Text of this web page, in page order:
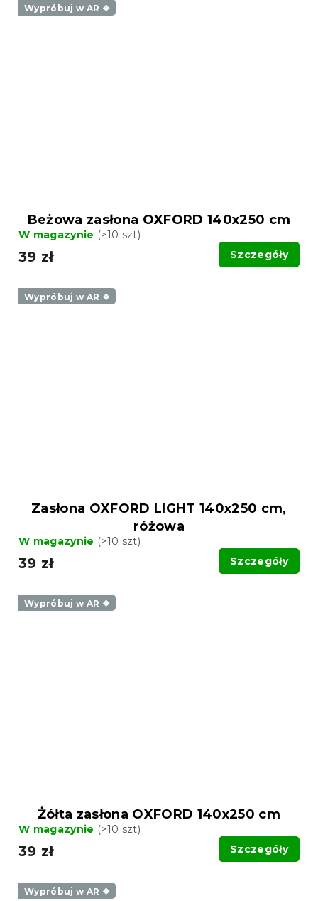
Wypróbuj w AR ❖
Beżowa zasłona OXFORD 140x250 cm
W magazynie (>10 szt)
39 zł Szczegóły
Wypróbuj w AR ❖
Zasłona OXFORD LIGHT 140x250 cm,
różowa
W magazynie (>10 szt)
39 zł Szczegóły
Wypróbuj w AR ❖
Żółta zasłona OXFORD 140x250 cm
W magazynie (>10 szt)
39 zł Szczegóły
Wypróbuj w AR ❖